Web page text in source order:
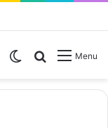
Menu
Search for
Switch skin